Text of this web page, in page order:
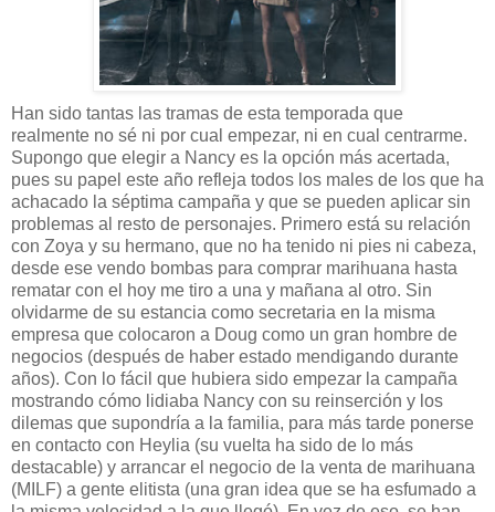
Han sido tantas las tramas de esta temporada que
realmente no sé ni por cual empezar, ni en cual centrarme.
Supongo que elegir a Nancy es la opción más acertada,
pues su papel este año refleja todos los males de los que ha
achacado la séptima campaña y que se pueden aplicar sin
problemas al resto de personajes. Primero está su relación
con Zoya y su hermano, que no ha tenido ni pies ni cabeza,
desde ese vendo bombas para comprar marihuana hasta
rematar con el hoy me tiro a una y mañana al otro. Sin
olvidarme de su estancia como secretaria en la misma
empresa que colocaron a Doug como un gran hombre de
negocios (después de haber estado mendigando durante
años). Con lo fácil que hubiera sido empezar la campaña
mostrando cómo lidiaba Nancy con su reinserción y los
dilemas que supondría a la familia, para más tarde ponerse
en contacto con Heylia (su vuelta ha sido de lo más
destacable) y arrancar el negocio de la venta de marihuana
(MILF) a gente elitista (una gran idea que se ha esfumado a